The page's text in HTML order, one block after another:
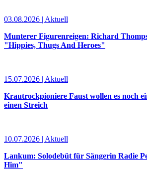
03.08.2026 | Aktuell
Munterer Figurenreigen: Richard
"Hippies, Thugs And Heroes"
15.07.2026 | Aktuell
Krautrockpioniere Faust wollen es noch
einen Streich
10.07.2026 | Aktuell
Lankum: Solodebüt für Sängerin Radie
Him"